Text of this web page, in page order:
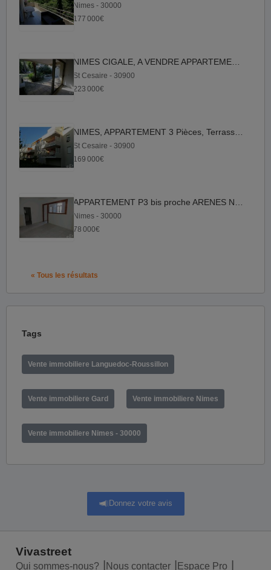
Nimes - 30000
177 000€
St Cesaire - 30900
223 000€
St Cesaire - 30900
169 000€
Nimes - 30000
78 000€
« Tous les résultats
Tags
Vente immobiliere Languedoc-Roussillon
Vente immobiliere Gard Vente immobiliere Nimes
Vente immobiliere Nimes - 30000
Donnez votre avis
Vivastreet
Qui sommes-nous? Nous contacter Espace Pro